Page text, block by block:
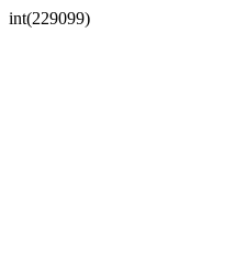
int(229099)